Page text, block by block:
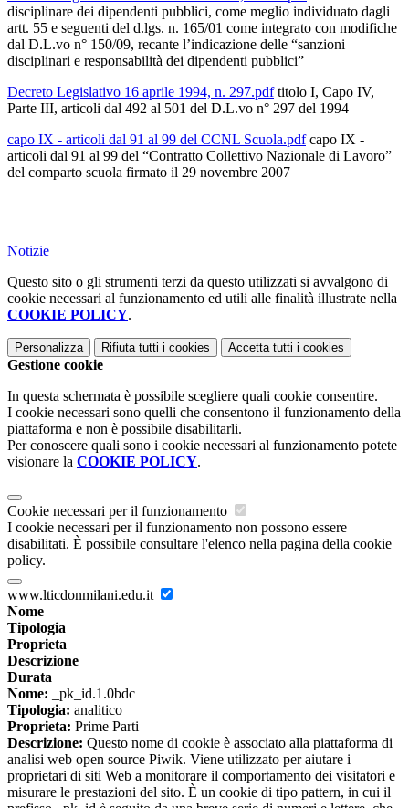
disciplinare dei dipendenti pubblici, come meglio individuato dagli
artt. 55 e seguenti del d.lgs. n. 165/01 come integrato con modifiche
dal D.L.vo n° 150/09, recante l’indicazione delle “sanzioni
disciplinari e responsabilità dei dipendenti pubblici”
Decreto Legislativo 16 aprile 1994, n. 297.pdftitolo I, Capo IV,
Parte III, articoli dal 492 al 501 del D.L.vo n° 297 del 1994
capo IX - articoli dal 91 al 99 del CCNL Scuola.pdfcapo IX -
articoli dal 91 al 99 del “Contratto Collettivo Nazionale di Lavoro”
del comparto scuola firmato il 29 novembre 2007
Notizie
Questo sito o gli strumenti terzi da questo utilizzati si avvalgono di
cookie necessari al funzionamento ed utili alle finalità illustrate nella
COOKIE POLICY.
Personalizza Rifiuta tutti i cookies Accetta tutti i cookies
Gestione cookie
In questa schermata è possibile scegliere quali cookie consentire.
I cookie necessari sono quelli che consentono il funzionamento della
piattaforma e non è possibile disabilitarli.
Per conoscere quali sono i cookie necessari al funzionamento potete
visionare la COOKIE POLICY.
Cookie necessari per il funzionamento
I cookie necessari per il funzionamento non possono essere
disabilitati. È possibile consultare l'elenco nella pagina della cookie
policy.
www.lticdonmilani.edu.it
Nome
Tipologia
Proprieta
Descrizione
Durata
Nome: _pk_id.1.0bdc
Tipologia: analitico
Proprieta: Prime Parti
Descrizione: Questo nome di cookie è associato alla piattaforma di
analisi web open source Piwik. Viene utilizzato per aiutare i
proprietari di siti Web a monitorare il comportamento dei visitatori e
misurare le prestazioni del sito. È un cookie di tipo pattern, in cui il